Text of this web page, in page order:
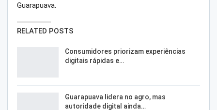
Guarapuava.
RELATED POSTS
Consumidores priorizam experiências
digitais rápidas e…
Guarapuava lidera no agro, mas
autoridade digital ainda…